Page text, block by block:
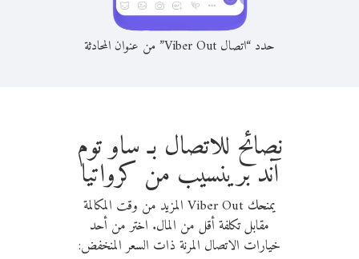
حدد “اتصال Viber Out” من عنوان المحادثة
نصائح للاتصال بـ ساو توم
آند برينسيب من كرواتيا
يمنحك Viber Out المزيد من وقت المكالمة
مقابل تكلفة أقل من المال. اختر من أحد
خيارات الاتصال المرنة ذات السعر المنخفض: